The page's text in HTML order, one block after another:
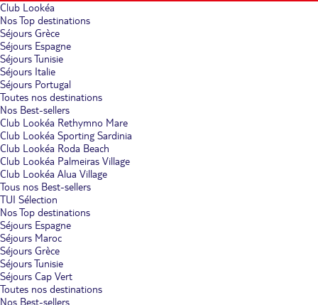
Club Lookéa
Nos Top destinations
Séjours Grèce
Séjours Espagne
Séjours Tunisie
Séjours Italie
Séjours Portugal
Toutes nos destinations
Nos Best-sellers
Club Lookéa Rethymno Mare
Club Lookéa Sporting Sardinia
Club Lookéa Roda Beach
Club Lookéa Palmeiras Village
Club Lookéa Alua Village
Tous nos Best-sellers
TUI Sélection
Nos Top destinations
Séjours Espagne
Séjours Maroc
Séjours Grèce
Séjours Tunisie
Séjours Cap Vert
Toutes nos destinations
Nos Best-sellers